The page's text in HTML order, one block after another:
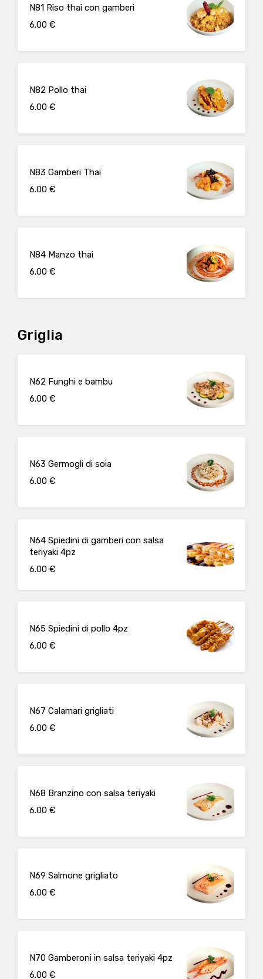
N81 Riso thai con gamberi
6.00 €
N82 Pollo thai
6.00 €
N83 Gamberi Thai
6.00 €
N84 Manzo thai
6.00 €
Griglia
N62 Funghi e bambu
6.00 €
N63 Germogli di soia
6.00 €
N64 Spiedini di gamberi con salsa
teriyaki 4pz
6.00 €
N65 Spiedini di pollo 4pz
6.00 €
N67 Calamari grigliati
6.00 €
N68 Branzino con salsa teriyaki
6.00 €
N69 Salmone grigliato
6.00 €
N70 Gamberoni in salsa teriyaki 4pz
6.00 €